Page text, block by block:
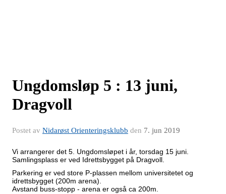
Ungdomsløp 5 : 13 juni,
Dragvoll
Postet av Nidarøst Orienteringsklubb den 7. jun 2019
Vi arrangerer det 5. Ungdomsløpet i år, torsdag 15 juni.
Samlingsplass er ved Idrettsbygget på Dragvoll.
Parkering er ved store P-plassen mellom universitetet og
idrettsbygget (200m arena).
Avstand buss-stopp - arena er også ca 200m.